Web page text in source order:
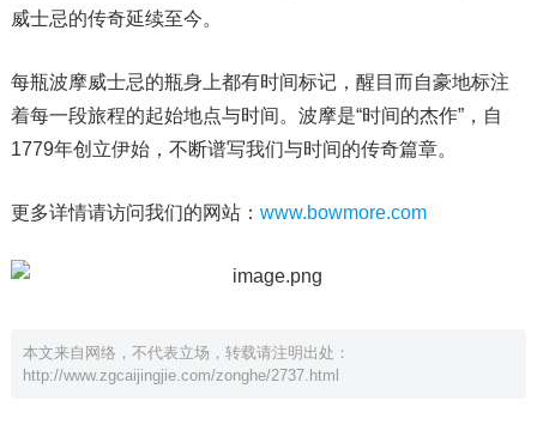
威士忌的传奇延续至今。
每瓶波摩威士忌的瓶身上都有时间标记，醒目而自豪地标注
着每一段旅程的起始地点与时间。波摩是“时间的杰作”，自
1779年创立伊始，不断谱写我们与时间的传奇篇章。
更多详情请访问我们的网站： www.bowmore.com
本文来自网络，不代表立场，转载请注明出处：
http://www.zgcaijingjie.com/zonghe/2737.html